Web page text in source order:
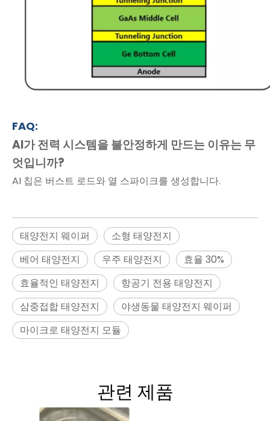
FAQ:
AI가 전력 시스템을 불안정하게 만드는 이유는 무
엇입니까?
AI 칩은 버스트 로드와 열 스파이크를 생성합니다.
태양전지 웨이퍼
소형 태양전지
베어 태양전지
우주 태양전지
효율 30%
효율적인 태양전지
항공기 전용 태양전지
삼중접합 태양전지
야생동물 태양전지 웨이퍼
마이크로 태양전지 모듈
관련 제품